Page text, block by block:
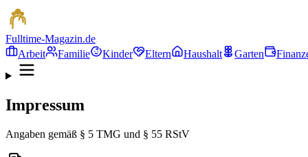
Fulltime-Magazin.de
Arbeit
Familie Kinder Eltern Haushalt Garten
Impressum
Angaben gemäß § 5 TMG und § 55 RStV